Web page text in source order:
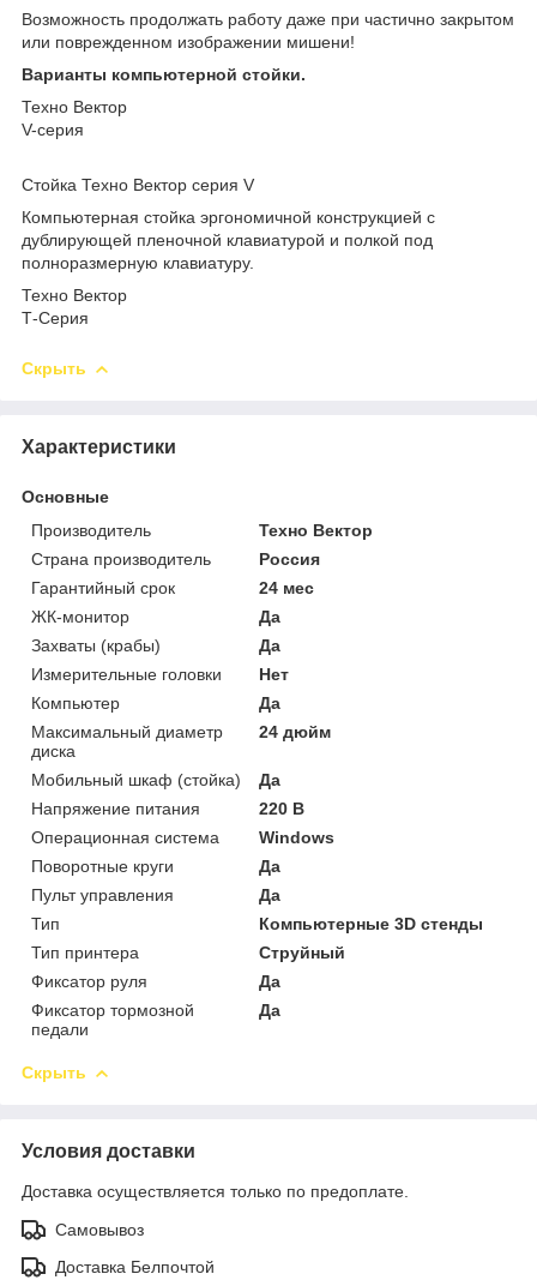
Возможность продолжать работу даже при частично закрытом
или поврежденном изображении мишени!
Варианты компьютерной стойки.
Техно Вектор
V-cерия
Стойка Техно Вектор серия V
Компьютерная стойка эргономичной конструкцией с
дублирующей пленочной клавиатурой и полкой под
полноразмерную клавиатуру.
Техно Вектор
Т-Серия
Скрыть
Характеристики
Основные
Производитель
Техно Вектор
Страна производитель
Россия
Гарантийный срок
24 мес
ЖК-монитор
Да
Захваты (крабы)
Да
Измерительные головки
Нет
Компьютер
Да
Максимальный диаметр
диска
24 дюйм
Мобильный шкаф (стойка)
Да
Напряжение питания
220 В
Операционная система
Windows
Поворотные круги
Да
Пульт управления
Да
Тип
Компьютерные 3D стенды
Тип принтера
Струйный
Фиксатор руля
Да
Фиксатор тормозной
педали
Да
Скрыть
Условия доставки
Доставка осуществляется только по предоплате.
Самовывоз
Доставка Белпочтой